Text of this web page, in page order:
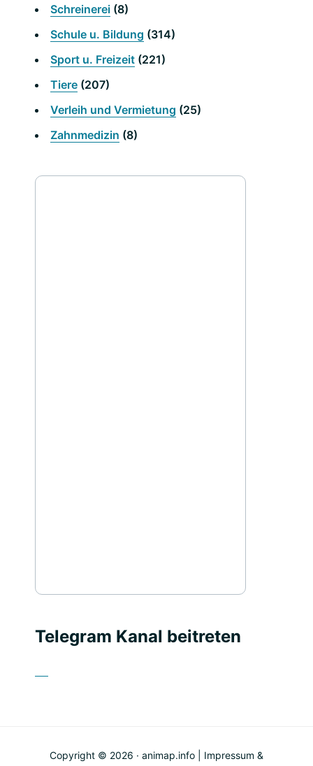
Schreinerei (8)
Schule u. Bildung (314)
Sport u. Freizeit (221)
Tiere (207)
Verleih und Vermietung (25)
Zahnmedizin (8)
Telegram Kanal beitreten
Copyright © 2026 · animap.info | Impressum &